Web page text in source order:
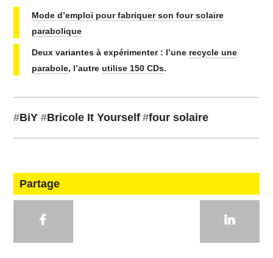
Mode d’emploi pour fabriquer son four solaire
parabolique
Deux variantes à expérimenter : l’une recycle une
parabole, l’autreutilise 150 CDs.
#BiY #Bricole It Yourself #four solaire
Partage